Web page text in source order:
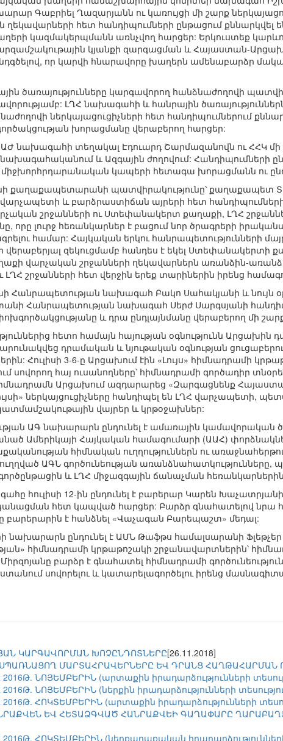
Գաբրիել Ղազարյանն ու կառույցի մի շարք
ղեկավարների հետ հանդիպումների ընթացում քննարկվել
կազմակերպմանն առնչվող հարցեր: Երկուստեք
կյանքի զարգացման և Հայաստան-
որ կարվի հնարավորը խաղերն ամենաբարձր
ծառայությունները կարգավորող հանձնաժողովի
ԼՂՀ նախագահի և հանրային
ներկայացուցիչների հետ հանդիպումներում
խորացմանը վերաբերող հարցեր:
ԱԺ նախագահի տեղակալ Էդուարդ Շարմազանովն ու ՀՀԿ
նախագահականում և Ազգային ժողովում: Հանդիպումների
կապերի հետագա խորացմանն ու
քաղաքապետարանի պատվիրակությունը՝ քաղաքապետ
և բարձրաստիճան այրերի հետ հանդիպումների
շրջանների ու Ստեփանակերտ քաղաքի, ԼՂՀ
որը լուրջ հեռանկարներ է բացում նոր ծրագրերի
համար: Հայկական երկու հանրապետությունների
վերաբերյալ զեկուցմամբ հանդես է եկել Ստեփանակերտի
վարչական շրջանների ղեկավարներն առանձին-
շրջանների հետ վերջին երեք տարիներին իրենց
Հանրապետության նախագահ Բակո Սահակյանի և նույն
Հանրապետության նախագահ Սերժ Սարգսյանի
և դրա ընդլայնմանը վերաբերող մի
հետո համայն հայության օգնությունն Արցախին
դրամական և նյութական օգնության
Հուլիսի 3-6-ը Արցախում էին «Լույս» հիմնադրամի
սովորող հայ ուսանողները՝ հիմնադրամի գործադիր
Արցախում ազդարարեց «Զարգացնենք
ներկայցուցիչները հանդիպել են ԼՂՀ վարչապետի,
վայրեր և կրթօջախներ:
ԱԳ նախարարն ընդունել է ամառային կամավորական
Ամերիկայի Հայկական համագումարի (ԱԱՀ)
հիմնական ուղղություններն ու
ԱԳՆ գործունեության
և ԼՂՀ միջազգային ճանաչման
հուլիսի 12-ին ընդունել է բարերար Կարեն
հետ կապված հարցեր: Բարձր գնահատելով նրա
բարերարին է հանձնել «Վաչագան Բարեպաշտ» մեդալ:
նախարարն ընդունել է ԱՄՆ Թաֆթս համալսարանի
հիմնադրամի կրթաթոշակի շրջանավարտներին՝
բարձր է գնահատել հիմնադրամի
սովորելու և կատարելագործելու իրենց
ԿԱՐԳԱՎՈՐՄԱՆ ԽՈՉԸՆԴՈՏՆԵՐԸ[26.11.2018]
ՄԱՐՏԱՀՐԱՎԵՐՆԵՐԸ ԵՎ ԴՐԱՆՑ ՀԱՂԹԱՀԱՐՄԱՆ
ՆՈՅԵՄԲԵՐԻՆ (արտաքին իրադարձությունների
ՆՈՅԵՄԲԵՐԻՆ (ներքին իրադարձությունների
ՀՈԿՏԵՄԲԵՐԻՆ (արտաքին իրադարձությունների
ԵՎ ՀԵՏԱՁԳՎԱԾ ՀԱՆՐԱՔՎԵԻ ԳԱՂԱՓԱՐԸ
ՀՈԿՏԵՄԲԵՐԻՆ (ներքաղաքական իրադարձությունների